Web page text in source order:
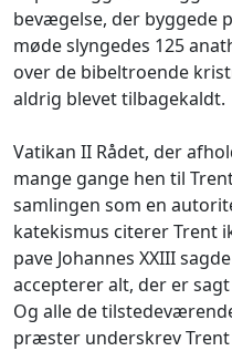
bevægelse, der byggede
møde slyngedes 125
over de bibeltroende
aldrig blevet tilbagekaldt.
Vatikan II Rådet, der
mange gange hen til
samlingen som en
katekismus citerer Trent
pave Johannes XXIII
accepterer alt, der er
Og alle de
præster underskrev